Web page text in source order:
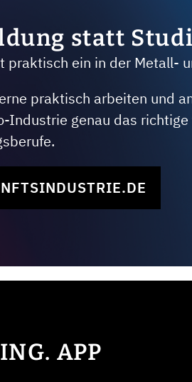
statt
praktisch ein in der Metall-
praktisch arbeiten und
Industrie genau das
APP